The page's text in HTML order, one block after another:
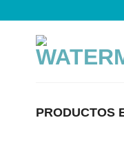
PRODUCTOS